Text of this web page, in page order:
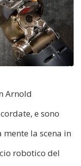
Arnold
e sono
mente la scena in
robotico del